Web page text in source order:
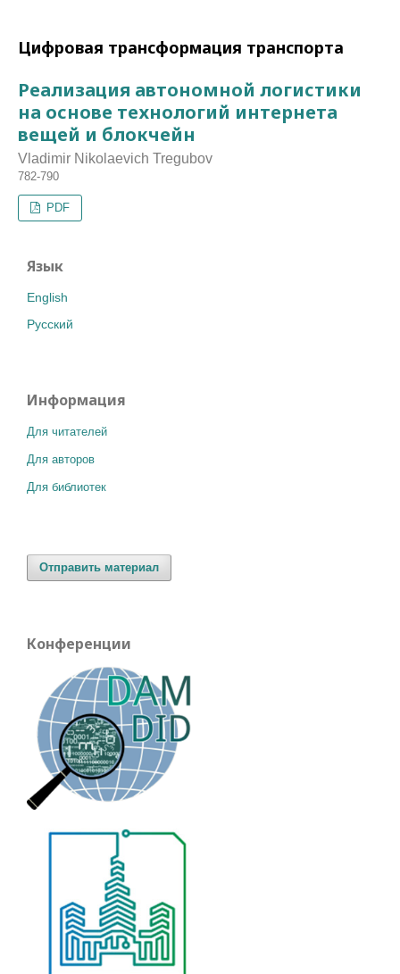
Цифровая трансформация транспорта
Реализация автономной логистики
на основе технологий интернета
вещей и блокчейн
Vladimir Nikolaevich Tregubov
782-790
PDF
Язык
English
Русский
Информация
Для читателей
Для авторов
Для библиотек
Отправить материал
Конференции